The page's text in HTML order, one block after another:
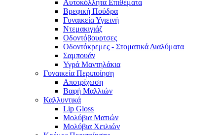
Αυτοκόλλητα Επιθέματα
Βρεφική Πούδρα
Γυναικεία Υγιεινή
Ντεμακιγιάζ
Οδοντόβουρτσες
Οδοντόκρεμες - Στοματικά Διαλύματα
Σαμπουάν
Υγρά Μαντηλάκια
Γυναικεία Περιποίηση
Αποτρίχωση
Βαφή Μαλλιών
Καλλυντικά
Lip Gloss
Μολύβια Ματιών
Μολύβια Χειλιών